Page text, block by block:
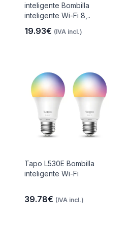
inteligente Bombilla
inteligente Wi-Fi 8,..
19.93€ (IVA incl.)
Tapo L530E Bombilla
inteligente Wi-Fi
39.78€ (IVA incl.)